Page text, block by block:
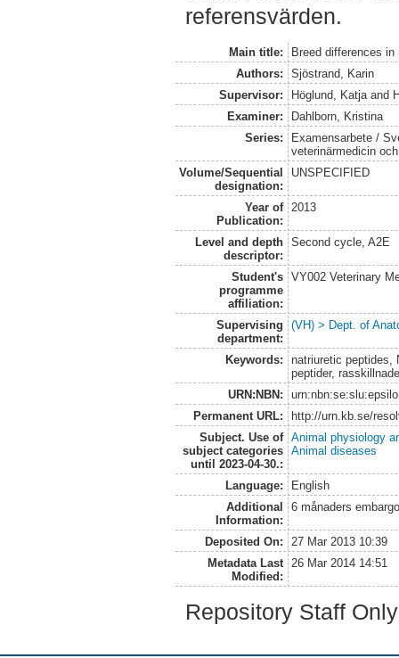
referensvärden.
Main title:
Breed differences
Authors:
Sjöstrand, Karin
Supervisor:
Höglund, Katja and
Examiner:
Dahlborn, Kristina
Series:
Examensarbete /
veterinärmedicin
Volume/Sequential
designation:
UNSPECIFIED
Year of
Publication:
2013
Level and depth
descriptor:
Second cycle, A2E
Student's
programme
affiliation:
VY002 Veterinary
Supervising
department:
(VH) > Dept. of
Keywords:
natriuretic peptides,
peptider,
URN:NBN:
Permanent URL:
http://urn.kb.se/
Subject. Use of
subject categories
until 2023-04-30.:
Animal physiology
Animal diseases
Language:
English
Additional
Information:
6 månaders
Deposited On:
27 Mar 2013 10:39
Metadata Last
Modified:
26 Mar 2014 14:51
Repository Staff